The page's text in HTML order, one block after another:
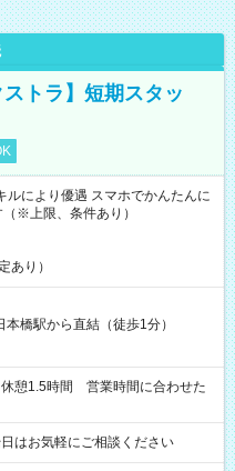
トラ】短期スタッ
により優遇 スマホでかんたんに
※上限、条件あり）
あり）
橋駅から直結（徒歩1分）
はお気軽にご相談ください